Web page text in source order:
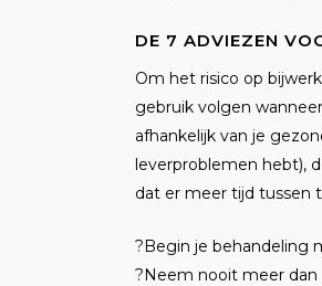
DE 7 ADVIEZEN
Om het risico op
gebruik volgen
afhankelijk van je
leverproblemen hebt),
dat er meer tijd tussen
?Begin je behandeling
?Neem nooit meer dan